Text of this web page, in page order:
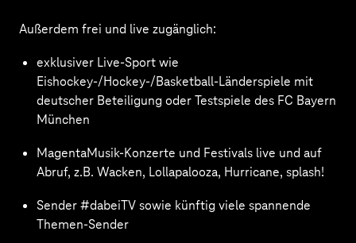
Außerdem frei und live zugänglich:
exklusiver Live-Sport wie
Eishockey-/Hockey-/Basketball-Länderspiele mit
deutscher Beteiligung oder Testspiele des FC Bayern
München
MagentaMusik-Konzerte und Festivals live und auf
Abruf, z.B. Wacken, Lollapalooza, Hurricane, splash!
Sender #dabeiTV sowie künftig viele spannende
Themen-Sender